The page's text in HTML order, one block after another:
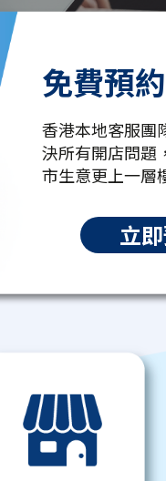
免費預
香港本地客服團
決所有開店問題
市生意更上一層
立